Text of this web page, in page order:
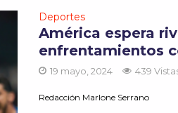
Deportes
América espera
enfrentamientos
19 mayo, 2024 439
Redacción Marlone Serrano